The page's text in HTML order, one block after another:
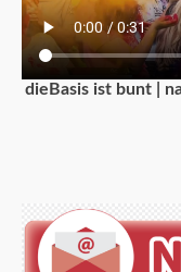
dieBasis ist bunt |